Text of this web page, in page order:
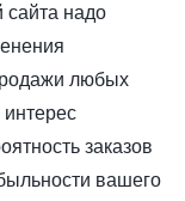
сайта надо
любых
заказов
вашего